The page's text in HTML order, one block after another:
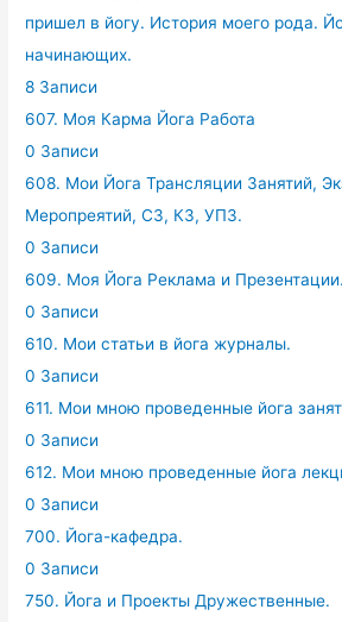
пришел в йогу. История моего рода.
начинающих.
8 Записи
607. Моя Карма Йога Работа
0 Записи
608. Мои Йога Трансляции Занятий,
Меропреятий, СЗ, КЗ, УПЗ.
0 Записи
609. Моя Йога Реклама и Презентации.
0 Записи
610. Мои статьи в йога журналы.
0 Записи
611. Мои мною проведенные йога
0 Записи
612. Мои мною проведенные йога
0 Записи
700. Йога-кафедра.
0 Записи
750. Йога и Проекты Дружественные.